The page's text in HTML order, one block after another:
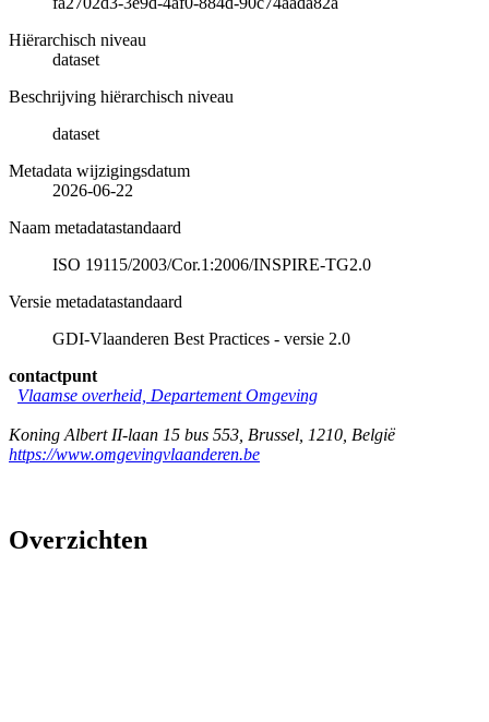
Hiërarchisch niveau
dataset
Beschrijving hiërarchisch niveau
dataset
Metadata wijzigingsdatum
2026-06-22
Naam metadatastandaard
ISO 19115/2003/Cor.1:2006/INSPIRE-TG2.0
Versie metadatastandaard
GDI-Vlaanderen Best Practices - versie 2.0
contactpunt
Vlaamse overheid, Departement Omgeving
Koning Albert II-laan 15 bus 553 Brussel 1210 België
https://www.omgevingvlaanderen.be
Overzichten